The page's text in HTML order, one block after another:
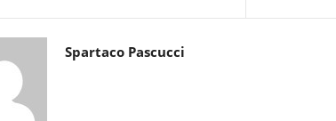
Spartaco Pascucci